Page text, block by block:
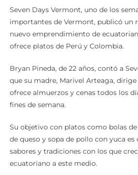
Seven Days Vermont, uno de los
importantes de Vermont, publicó un
nuevo emprendimiento de
ofrece platos de Perú y Colombia.
Bryan Pineda, de 22 años, contó a
que su madre, Marivel Arteaga,
ofrece almuerzos y cenas todos los
fines de semana.
Su objetivo con platos como bolas
de queso y sopa de pollo con yuca
sabores y tradiciones con los que
ecuatoriano a este medio.